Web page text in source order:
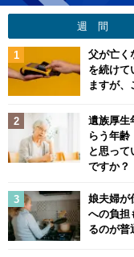
週 間
父が亡く
を続けて
ますが、
遺族厚生
らう年齢
と思って
ですか？
娘夫婦が
への負担
るのが普